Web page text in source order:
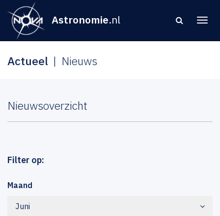
Astronomie.nl
Actueel Nieuws
Nieuwsoverzicht
Filter op:
Maand
Juni